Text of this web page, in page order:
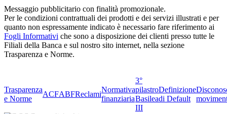
Messaggio pubblicitario con finalità promozionale.
Per le condizioni contrattuali dei prodotti e dei servizi illustrati e per
quanto non espressamente indicato è necessario fare riferimento ai
Fogli Informativi che sono a disposizione dei clienti presso tutte le
Filiali della Banca e sul nostro sito internet, nella sezione
Trasparenza e Norme.
Trasparenza
e Norme
ACFABFReclami
Normativa
finanziaria
3°
pilastro
Basilea
III
Definizione
di Default